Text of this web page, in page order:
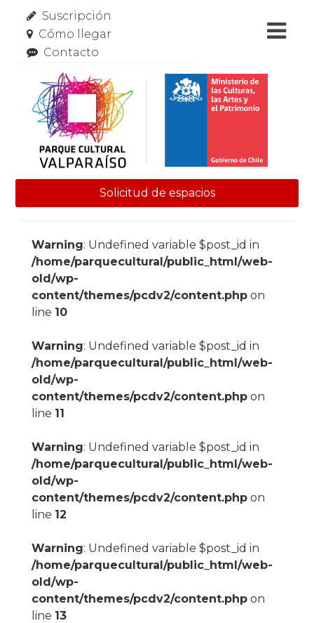
Suscripción
Cómo llegar
Contacto
Solicitud de espacios
Warning: Undefined variable $post_id in
/home/parquecultural/public_html/web-
old/wp-
content/themes/pcdv2/content.phpon
line 10
Warning: Undefined variable $post_id in
/home/parquecultural/public_html/web-
old/wp-
content/themes/pcdv2/content.phpon
line 11
Warning: Undefined variable $post_id in
/home/parquecultural/public_html/web-
old/wp-
content/themes/pcdv2/content.phpon
line 12
Warning: Undefined variable $post_id in
/home/parquecultural/public_html/web-
old/wp-
content/themes/pcdv2/content.phpon
line 13